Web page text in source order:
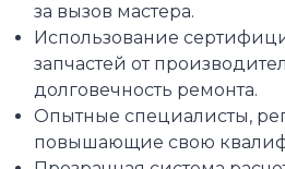
за вызов мастера.
Использование
запчастей от
долговечность ремонта.
Опытные специалисты,
повышающие свою